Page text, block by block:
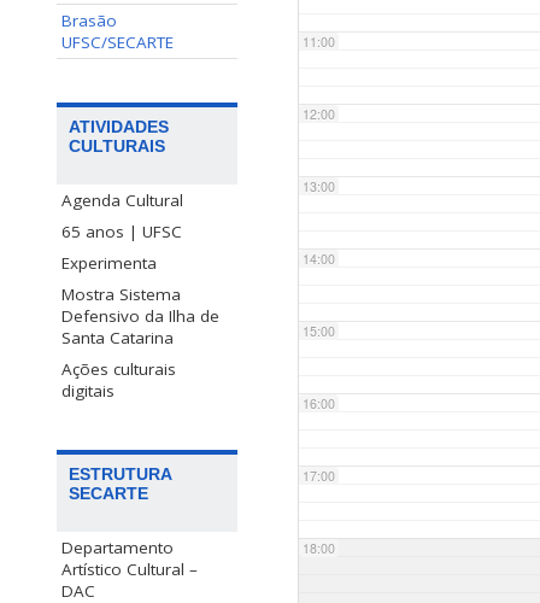
Brasão
UFSC/SECARTE
ATIVIDADES
CULTURAIS
Agenda Cultural
65 anos | UFSC
Experimenta
Mostra Sistema
Defensivo da Ilha de
Santa Catarina
Ações culturais
digitais
ESTRUTURA
SECARTE
Departamento
Artístico Cultural –
DAC
11:00
12:00
13:00
14:00
15:00
16:00
17:00
18:00